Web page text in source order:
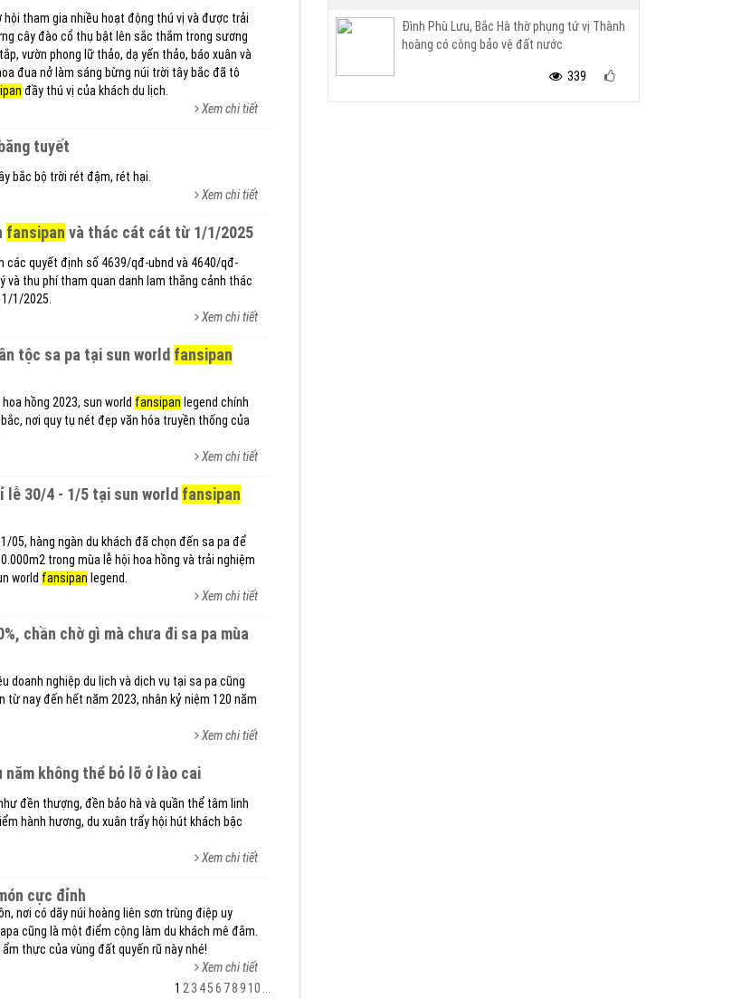
hội tham gia nhiều hoạt động thú vị và được trải
cây đào cổ thụ bật lên sắc thắm trong sương
vườn phong lữ thảo, dạ yến thảo, báo xuân và
đua nở làm sáng bừng núi trời tây bắc đã tô
đầy thú vị của khách du lịch.
Xem chi tiết
tuyết
bắc bộ trời rét đậm, rét hại.
Xem chi tiết
fansipan và thác cát cát từ 1/1/2025
các quyết định số 4639/qđ-ubnd và 4640/qđ-
và thu phí tham quan danh lam thắng cảnh thác
1/2025.
Xem chi tiết
tộc sa pa tại sun world fansipan
hồng 2023, sun world fansipan legend chính
nơi quy tụ nét đẹp văn hóa truyền thống của
Xem chi tiết
lễ 30/4 - 1/5 tại sun world fansipan
05, hàng ngàn du khách đã chọn đến sa pa để
trong mùa lễ hội hoa hồng và trải nghiệm
world fansipan legend.
Xem chi tiết
chần chờ gì mà chưa đi sa pa mùa
doanh nghiệp du lịch và dịch vụ tại sa pa cũng
nay đến hết năm 2023, nhân kỷ niệm 120 năm
Xem chi tiết
năm không thể bỏ lỡ ở lào cai
đền thượng, đền bảo hà và quần thể tâm linh
hành hương, du xuân trẩy hội hút khách bậc
Xem chi tiết
cực đỉnh
nơi có dãy núi hoàng liên sơn trùng điệp uy
cũng là một điểm cộng làm du khách mê đắm.
thực của vùng đất quyến rũ này nhé!
Xem chi tiết
1 2 3 456 789 10
Đình Phù Lưu, Bắc Hà thờ phụng tứ vị Thành
hoàng có công bảo vệ đất nước
339